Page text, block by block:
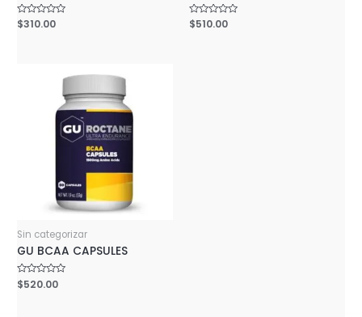
Rated
0
$310.00
Rated
0
$510.00
Sin categorizar
GU BCAA CAPSULES
Rated
0
$520.00